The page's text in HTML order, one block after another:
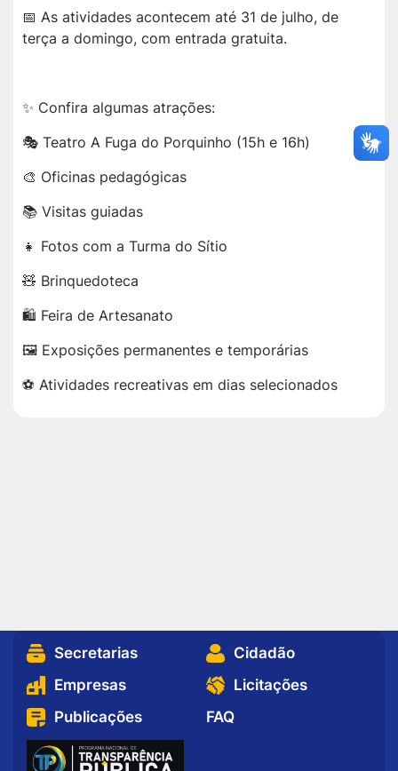
📅 As atividades acontecem até 31 de julho, de
terça a domingo, com entrada gratuita.
✨ Confira algumas atrações:
🎭 Teatro A Fuga do Porquinho (15h e 16h)
🎨 Oficinas pedagógicas
📚 Visitas guiadas
👧 Fotos com a Turma do Sítio
🧸 Brinquedoteca
🛍️ Feira de Artesanato
🖼️ Exposições permanentes e temporárias
⚽ Atividades recreativas em dias selecionados
Secretarias
Cidadão
Empresas
Licitações
Publicações
FAQ